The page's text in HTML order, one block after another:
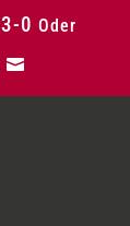
0 Oder
